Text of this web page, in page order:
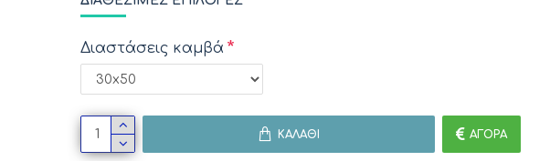
Διαστάσεις καμβά
ΚΑΛΆΘΙ ΑΓΟΡΆ